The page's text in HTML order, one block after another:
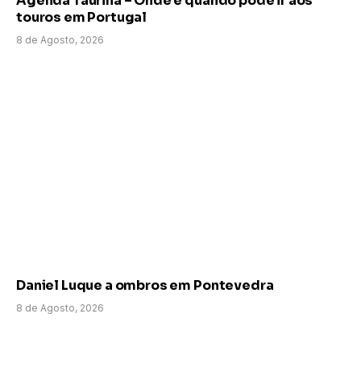
touros em Portugal
8 de Agosto, 2026
Daniel Luque a ombros em Pontevedra
8 de Agosto, 2026